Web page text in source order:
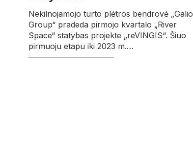
Nekilnojamojo turto plėtros bendrovė „Galio
Group“ pradeda pirmojo kvartalo „River
Space“ statybas projekte „reVINGIS“. Šiuo
pirmuoju etapu iki 2023 m.…